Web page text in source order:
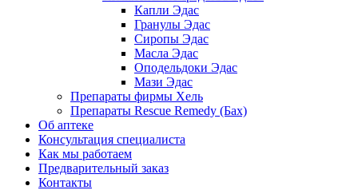
Капли Эдас
Гранулы Эдас
Сиропы Эдас
Масла Эдас
Оподельдоки Эдас
Мази Эдас
Препараты фирмы Хель
Препараты Rescue Remedy (Бах)
Об аптеке
Консультация специалиста
Как мы работаем
Предварительный заказ
Контакты